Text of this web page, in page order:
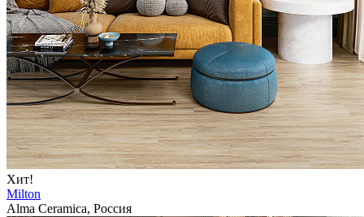
Хит!
Milton
Alma Ceramica, Россия